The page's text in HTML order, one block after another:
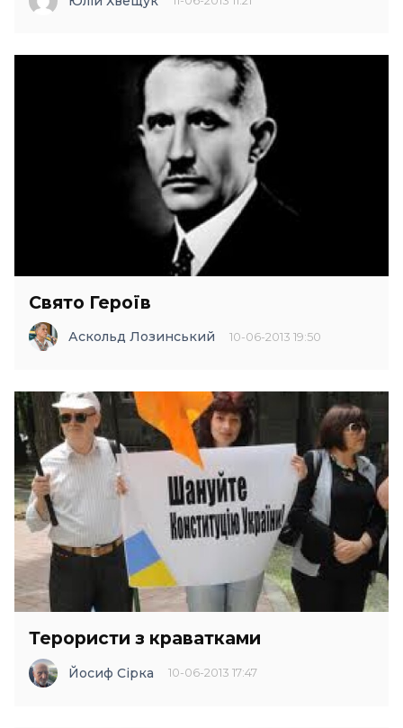
Свято Героїв
Аскольд Лозинський 10-06-2013 19:50
Терористи з краватками
Йосиф Сірка 10-06-2013 17:47